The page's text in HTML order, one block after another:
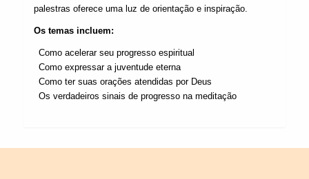
palestras oferece uma luz de orientação e inspiração.
Os temas incluem:
Como acelerar seu progresso espiritual
Como expressar a juventude eterna
Como ter suas orações atendidas por Deus
Os verdadeiros sinais de progresso na meditação